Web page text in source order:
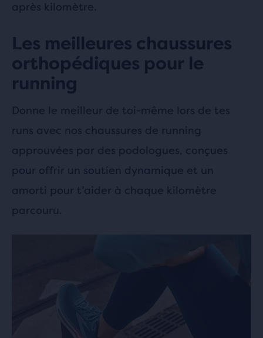
après kilomètre.
Les meilleures chaussures
orthopédiques pour le
running
Donne le meilleur de toi-même lors de tes
runs avec nos chaussures de running
approuvées par des podologues, conçues
pour offrir un soutien dynamique et un
amorti pour t’aider à chaque kilomètre
parcouru.